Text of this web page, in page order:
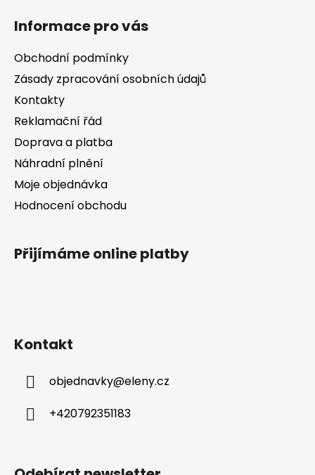
Informace pro vás
Obchodní podmínky
Zásady zpracování osobních údajů
Kontakty
Reklamační řád
Doprava a platba
Náhradní plnění
Moje objednávka
Hodnocení obchodu
Přijímáme online platby
Kontakt
objednavky@eleny.cz
+420792351183